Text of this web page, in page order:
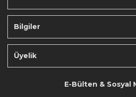
Bilgiler
Üyelik
E-Bülten & Sosyal